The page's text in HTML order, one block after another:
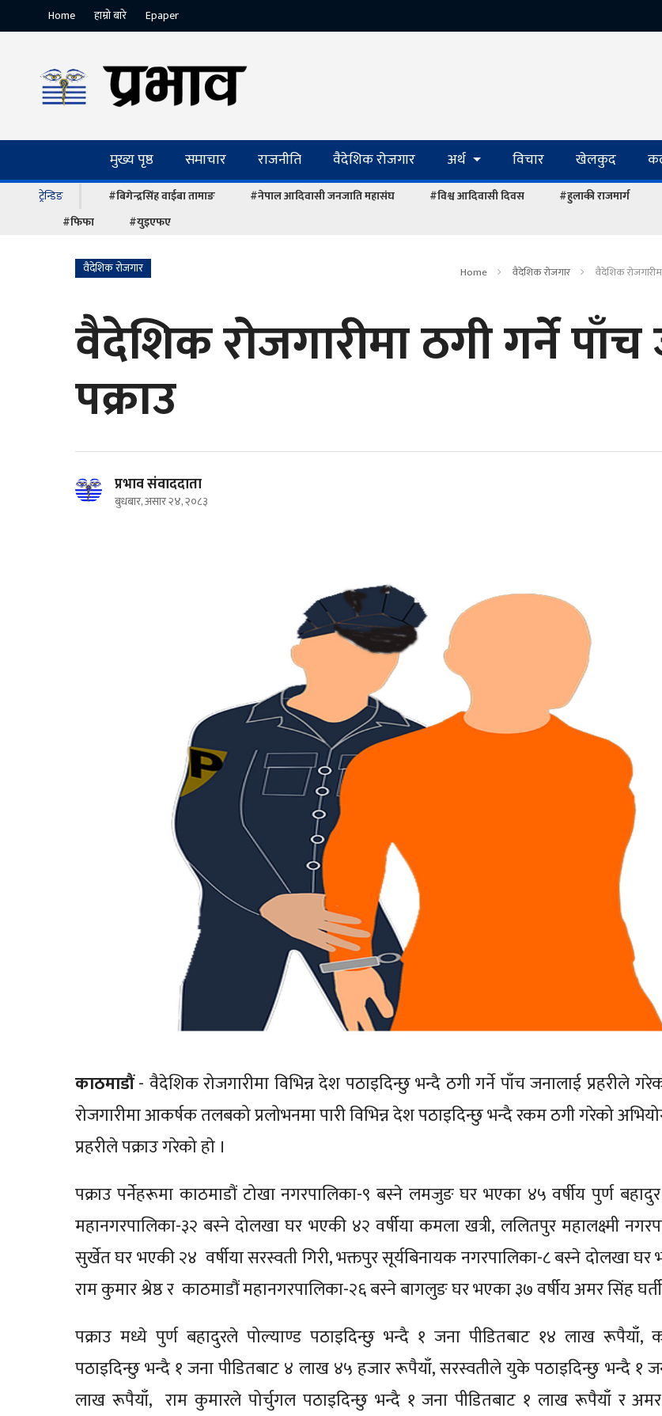
Home हाम्रो बारे Epaper
मुख्य पृष्ठ समाचार राजनीति वैदेशिक रोजगार अर्थ विचार खेलकुद
ट्रेन्डिङ #बिगेन्द्रसिंह वाईबा तामाङ #नेपाल आदिवासी जनजाति महासंघ #विश्व आदिवासी दिवस #हुलाकी राजमार्ग
#फिफा
#युइएफए
वैदेशिक रोजगार Home वैदेशिक रोजगार वैदेशिक
वैदेशिक रोजगारीमा ठगी गर्ने
पक्राउ
प्रभाव संवाददाता
बुधबार, असार २४, २०८३
काठमाडौं- वैदेशिक रोजगारीमा विभिन्न देश पठाइदिन्छु भन्दै ठगी गर्ने पाँच जनालाई प्रहरीले
रोजगारीमा आकर्षक तलबको प्रलोभनमा पारी विभिन्न देश पठाइदिन्छु भन्दै रकम ठगी गरेको
प्रहरीले पक्राउ गरेको हाे ।
पक्राउ पर्नेहरूमा काठमाडौं टोखा नगरपालिका-९ बस्ने लमजुङ घर भएका ४५ वर्षीय पुर्ण
महानगरपालिका-३२ बस्ने दोलखा घर भएकी ४२ वर्षीया कमला खत्री, ललितपुर महालक्ष्मी
सुर्खेत घर भएकी २४ वर्षीया सरस्वती गिरी, भक्तपुर सूर्यबिनायक नगरपालिका-८ बस्ने दोलखा घर
राम कुमार श्रेष्ठ र काठमाडौं महानगरपालिका-२६ बस्ने बागलुङ घर भएका ३७ वर्षीय अमर सिंह
पक्राउ मध्ये पुर्ण बहादुरले पोल्याण्ड पठाइदिन्छु भन्दै १ जना पीडितबाट १४ लाख रूपैयाँ,
पठाइदिन्छु भन्दै १ जना पीडितबाट ४ लाख ४५ हजार रूपैयाँ, सरस्वतीले युके पठाइदिन्छु भन्दै १
लाख रूपैयाँ, राम कुमारले पोर्चुगल पठाइदिन्छु भन्दै १ जना पीडितबाट १ लाख रूपैयाँ र